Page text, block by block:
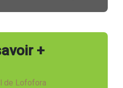
+
de Lofofora